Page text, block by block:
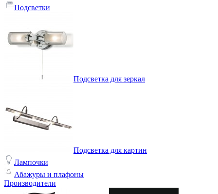
Подсветки
Подсветка для зеркал
Подсветка для картин
Лампочки
Абажуры и плафоны
Производители